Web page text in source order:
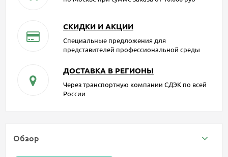
СКИДКИ И АКЦИИ
Специальные предложения для
представителей профессиональной среды
ДОСТАВКА В РЕГИОНЫ
Через транспортную компании СДЭК по всей
России
Обзор